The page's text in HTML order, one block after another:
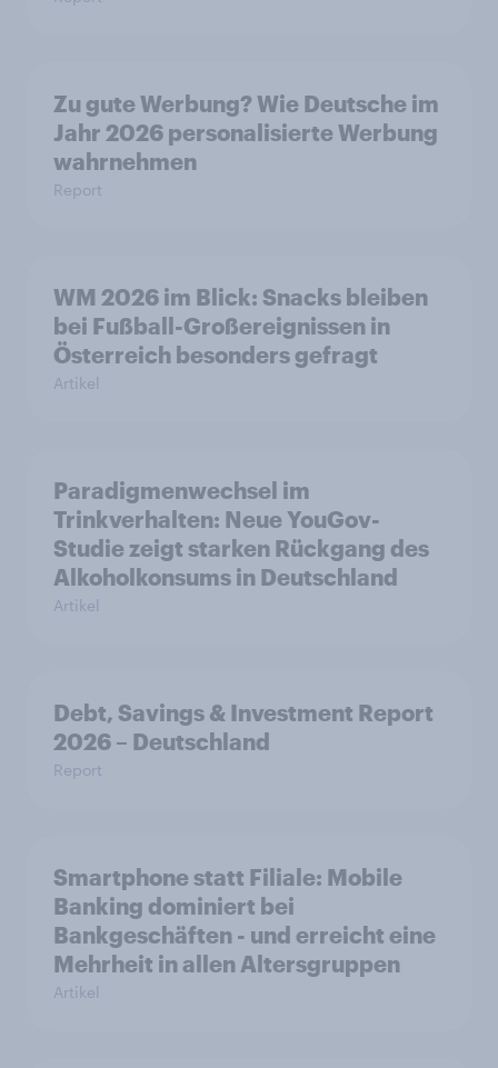
Zu gute Werbung? Wie Deutsche im
Jahr 2026 personalisierte Werbung
wahrnehmen
Report
WM 2026 im Blick: Snacks bleiben
bei Fußball-Großereignissen in
Österreich besonders gefragt
Artikel
Paradigmenwechsel im
Trinkverhalten: Neue YouGov-
Studie zeigt starken Rückgang des
Alkoholkonsums in Deutschland
Artikel
Debt, Savings & Investment Report
2026 – Deutschland
Report
Smartphone statt Filiale: Mobile
Banking dominiert bei
Bankgeschäften - und erreicht eine
Mehrheit in allen Altersgruppen
Artikel